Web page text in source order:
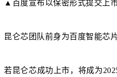
▲百度宣布以保密形式提交上
昆仑芯团队前身为百度智能芯
若昆仑芯成功上市，将成为